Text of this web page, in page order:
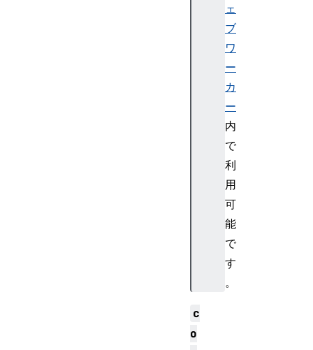
ェ
ブ
ワ
ー
カ
ー
内
で
利
用
可
能
で
す
。
c
o